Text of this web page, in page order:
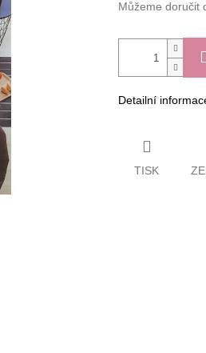
Můžeme doručit
Detailní
TISK